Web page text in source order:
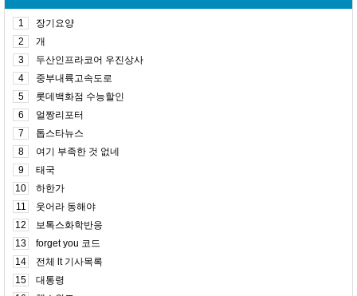
1
장기요양
2
개
3
두산인프라코어 우진상사
4
중부내륙고속도로
5
롯데백화점 수능할인
6
얼짱리포터
7
톱스타뉴스
8
여기 부족한 것 없네
9
태국
10
하한가
11
웃어라 동해야
12
보톡스화학반응
13
forget you 코드
14
전체 lt 기사목록
15
대통령